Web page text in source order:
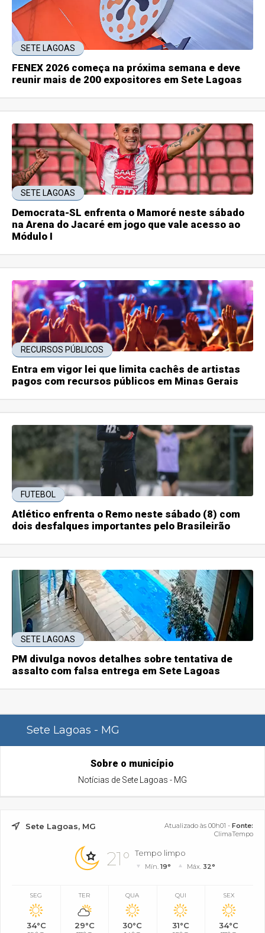
SETE LAGOAS
FENEX 2026 começa na próxima semana e deve
reunir mais de 200 expositores em Sete Lagoas
SETE LAGOAS
Democrata-SL enfrenta o Mamoré neste sábado
na Arena do Jacaré em jogo que vale acesso ao
Módulo I
RECURSOS PÚBLICOS
Entra em vigor lei que limita cachês de artistas
pagos com recursos públicos em Minas Gerais
FUTEBOL
Atlético enfrenta o Remo neste sábado (8) com
dois desfalques importantes pelo Brasileirão
SETE LAGOAS
PM divulga novos detalhes sobre tentativa de
assalto com falsa entrega em Sete Lagoas
Sete Lagoas - MG
Sobre o município
Notícias de Sete Lagoas - MG
Sete Lagoas, MG Atualizado às 00h01 - Fonte:
ClimaTempo
21° Tempo limpo
Mín.19° Máx. 32°
SEG
34°C
TER
29°C
QUA
30°C
QUI
31°C
SEX
34°C